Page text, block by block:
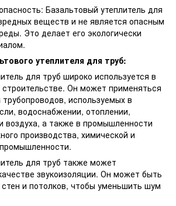
Базальтовый утеплитель для
веществ и не является опасным
Это делает его экологически
утеплителя для труб:
для труб широко используется в
Он может применяться
используемых в
водоснабжении, отоплении,
воздуха, а также в промышленности
производства, химической и
для труб также может
звукоизоляции. Он может быть
стен и потолков, чтобы уменьшить шум